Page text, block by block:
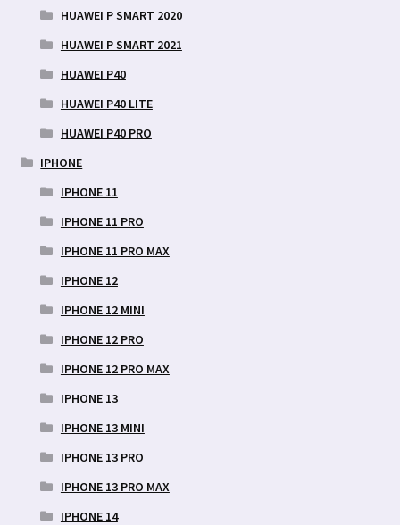
HUAWEI P SMART 2020
HUAWEI P SMART 2021
HUAWEI P40
HUAWEI P40 LITE
HUAWEI P40 PRO
IPHONE
IPHONE 11
IPHONE 11 PRO
IPHONE 11 PRO MAX
IPHONE 12
IPHONE 12 MINI
IPHONE 12 PRO
IPHONE 12 PRO MAX
IPHONE 13
IPHONE 13 MINI
IPHONE 13 PRO
IPHONE 13 PRO MAX
IPHONE 14